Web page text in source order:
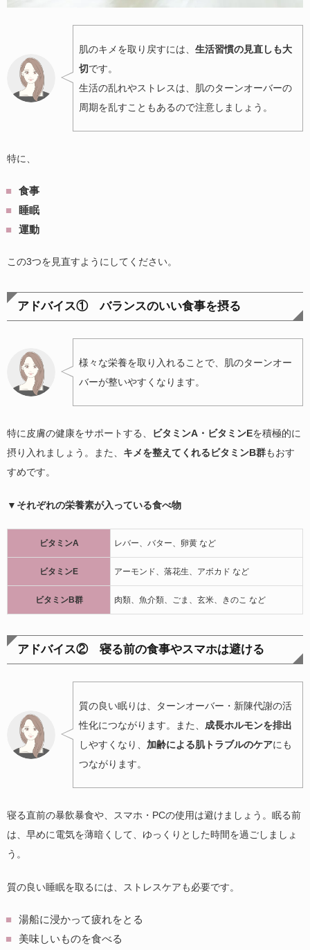
肌のキメを取り戻すには、 生活習慣の見直しも大
切です。
生活の乱れやストレスは、肌のターンオーバーの
周期を乱すこともあるので注意しましょう。
特に、
食事
睡眠
運動
この3つを見直すようにしてください。
アドバイス① バランスのいい食事を摂る
様々な栄養を取り入れることで、肌のターンオー
バーが整いやすくなります。
特に皮膚の健康をサポートする、 ビタミンA・ビタミンEを積極的に
摂り入れましょう。また、 キメを整えてくれるビタミンB群もおす
すめです。
▼それぞれの栄養素が入っている食べ物
ビタミンA レバー、バター、卵黄 など
ビタミンE アーモンド、落花生、アボカド など
ビタミンB群 肉類、魚介類、ごま、玄米、きのこ など
アドバイス② 寝る前の食事やスマホは避ける
質の良い眠りは、ターンオーバー・新陳代謝の活
性化につながります。また、 成長ホルモンを排出
しやすくなり、 加齢による肌トラブルのケアにも
つながります。
寝る直前の暴飲暴食や、スマホ・PCの使用は避けましょう。眠る前
は、早めに電気を薄暗くして、ゆっくりとした時間を過ごしましょ
う。
質の良い睡眠を取るには、ストレスケアも必要です。
湯船に浸かって疲れをとる
美味しいものを食べる